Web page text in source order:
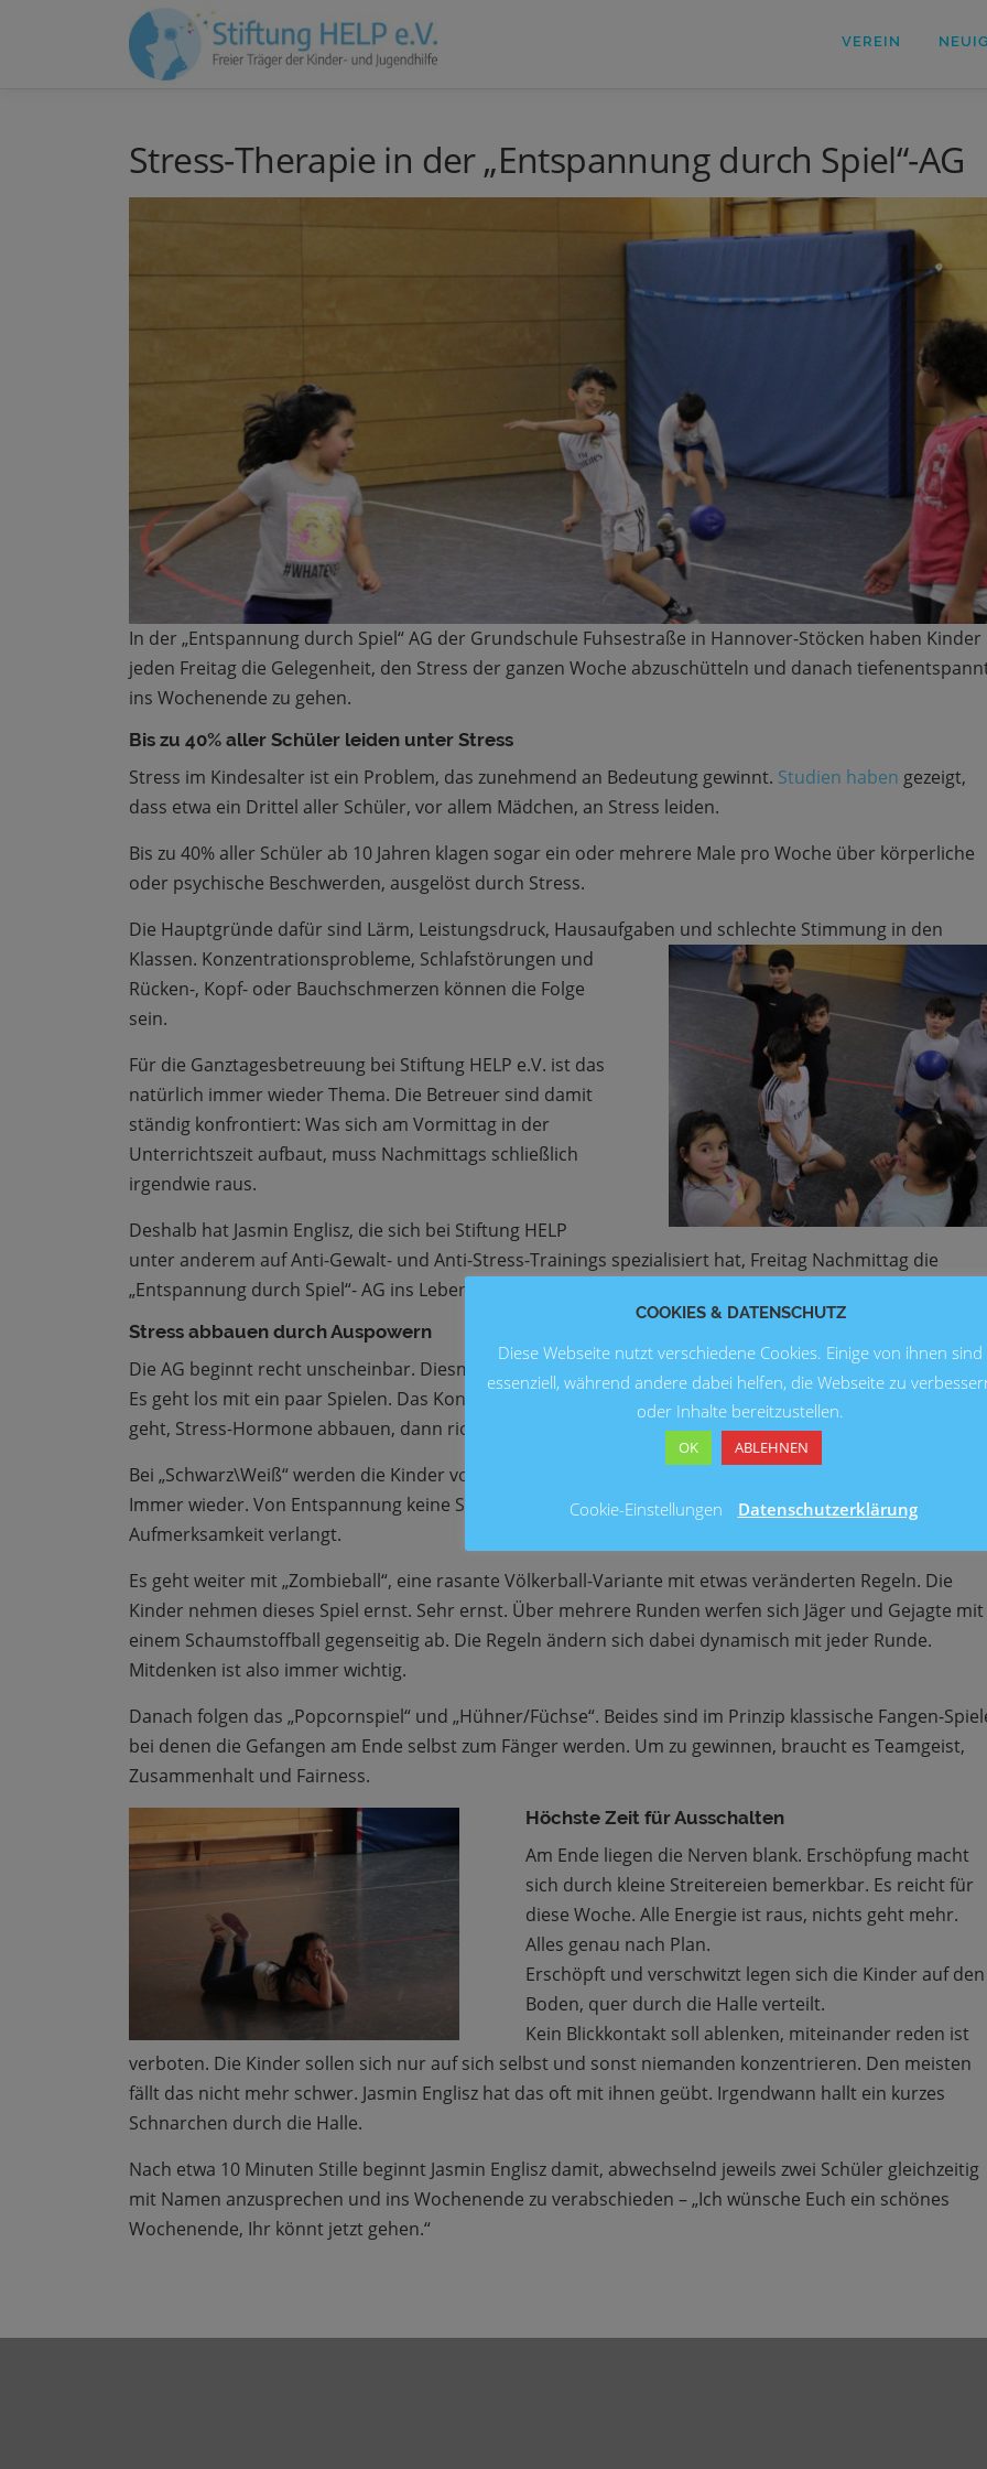
VEREIN
Stress-Therapie in der „Entspannung durch Spiel“-AG
In der „Entspannung durch Spiel“ AG der Grundschule Fuhsestraße in Hannover-Stöcken haben Kinder
jeden Freitag die Gelegenheit, den Stress der ganzen Woche abzuschütteln und danach
ins Wochenende zu gehen.
Bis zu 40% aller Schüler leiden unter Stress
Stress im Kindesalter ist ein Problem, das zunehmend an Bedeutung gewinnt. Studien haben gezeigt,
dass etwa ein Drittel aller Schüler, vor allem Mädchen, an Stress leiden.
Bis zu 40% aller Schüler ab 10 Jahren klagen sogar ein oder mehrere Male pro Woche über körperliche
oder psychische Beschwerden, ausgelöst durch Stress.
Die Hauptgründe dafür sind Lärm, Leistungsdruck, Hausaufgaben und schlechte Stimmung in den
Klassen. Konzentrationsprobleme, Schlafstörungen und
Rücken-, Kopf- oder Bauchschmerzen können die Folge
sein.
Für die Ganztagesbetreuung bei Stiftung HELP e.V. ist das
natürlich immer wieder Thema. Die Betreuer sind damit
ständig konfrontiert: Was sich am Vormittag in der
Unterrichtszeit aufbaut, muss Nachmittags schließlich
irgendwie raus.
Deshalb hat Jasmin Englisz, die sich bei Stiftung HELP
unter anderem auf Anti-Gewalt- und Anti-Stress-Trainings spezialisiert hat, Freitag Nachmittag die
„Entspannung durch Spiel“- AG ins Leben gerufen.
Stress abbauen durch Auspowern
Die AG beginnt recht unscheinbar. Diesmal keine Meditation, kein
, keine Ergotherapie.
Es geht los mit ein paar Spielen. Das Konzept ist einfach, aber effektiv: Erst auspowern, bis nichts mehr
geht, Stress-Hormone abbauen, dann richtig abschalten.
Bei „Schwarz\Weiß“ werden die Kinder von einer Wand der Turnhalle zur anderen gejagt. Hin und her.
Immer wieder. Von Entspannung keine Spur. Eher ein forderndes Aufwärm- und Ausdauertraining, das
Aufmerksamkeit verlangt.
Es geht weiter mit „Zombieball“, eine rasante Völkerball-Variante mit etwas veränderten Regeln. Die
Kinder nehmen dieses Spiel ernst. Sehr ernst. Über mehrere Runden werfen sich Jäger und Gejagte mit
einem Schaumstoffball gegenseitig ab. Die Regeln ändern sich dabei dynamisch mit jeder Runde.
Mitdenken ist also immer wichtig.
Danach folgen das „Popcornspiel“ und „Hühner/Füchse“. Beides sind im Prinzip klassische Fangen-
bei denen die Gefangen am Ende selbst zum Fänger werden. Um zu gewinnen, braucht es Teamgeist,
Zusammenhalt und Fairness.
Höchste Zeit für Ausschalten
Am Ende liegen die Nerven blank. Erschöpfung macht
sich durch kleine Streitereien bemerkbar. Es reicht für
diese Woche. Alle Energie ist raus, nichts geht mehr.
Alles genau nach Plan.
Erschöpft und verschwitzt legen sich die Kinder auf den
Boden, quer durch die Halle verteilt.
Kein Blickkontakt soll ablenken, miteinander reden ist
verboten. Die Kinder sollen sich nur auf sich selbst und sonst niemanden konzentrieren. Den meisten
fällt das nicht mehr schwer. Jasmin Englisz hat das oft mit ihnen geübt. Irgendwann hallt ein kurzes
Schnarchen durch die Halle.
Nach etwa 10 Minuten Stille beginnt Jasmin Englisz damit, abwechselnd jeweils zwei Schüler gleichzeitig
mit Namen anzusprechen und ins Wochenende zu verabschieden – „Ich wünsche Euch ein schönes
Wochenende, Ihr könnt jetzt gehen.“
COOKIES & DATENSCHUTZ
Diese Webseite nutzt verschiedene Cookies. Einige von ihnen sind
essenziell, während andere dabei helfen, die Webseite zu
oder Inhalte bereitzustellen.
OK ABLEHNEN
Cookie-Einstellungen Datenschutzerklärung